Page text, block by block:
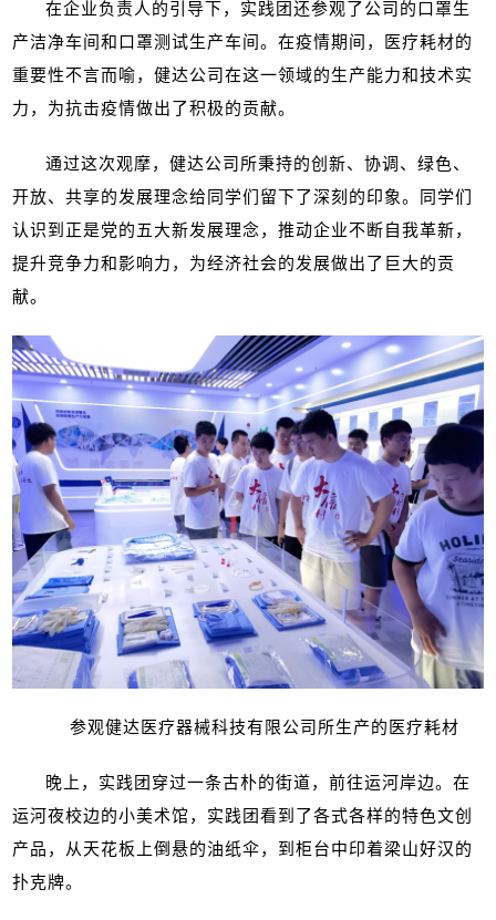
在企业负责人的引导下，实践团还参观了公司的口罩生
产洁净车间和口罩测试生产车间。在疫情期间，医疗耗材的
重要性不言而喻，健达公司在这一领域的生产能力和技术实
力，为抗击疫情做出了积极的贡献。
通过这次观摩，健达公司所秉持的创新、协调、绿色、
开放、共享的发展理念给同学们留下了深刻的印象。同学们
认识到正是党的五大新发展理念，推动企业不断自我革新，
提升竞争力和影响力，为经济社会的发展做出了巨大的贡
献。
参观健达医疗器械科技有限公司所生产的医疗耗材
晚上，实践团穿过一条古朴的街道，前往运河岸边。在
运河夜校边的小美术馆，实践团看到了各式各样的特色文创
产品，从天花板上倒悬的油纸伞，到柜台中印着梁山好汉的
扑克牌。